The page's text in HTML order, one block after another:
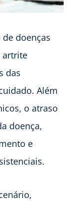
doenças
artrite
das
Além
o atraso
doença,
e